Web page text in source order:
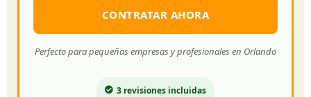
CONTRATAR AHORA
Perfecto para pequeñas empresas y profesionales en Orlando
3 revisiones incluidas